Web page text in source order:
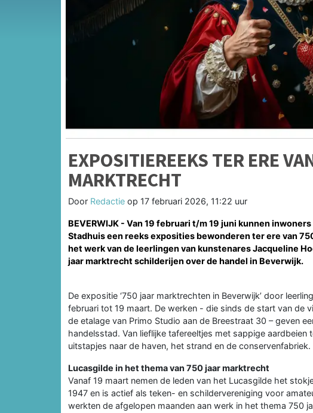
EXPOSITIEREEKS TER ERE
MARKTRECHT
Door Redactie op 17 februari 2026, 11:22 uur
BEVERWIJK - Van 19 februari t/m 19 juni kunnen
Stadhuis een reeks exposities bewonderen ter ere van
het werk van de leerlingen van kunstenares Jacqueline
jaar marktrecht schilderijen over de handel in Beverwijk.
De expositie ‘750 jaar marktrechten in Beverwijk’ door
februari tot 19 maart. De werken - die sinds de start van de
de etalage van Primo Studio aan de Breestraat 30 – geven
handelsstad. Van lieflijke tafereeltjes met sappige
uitstapjes naar de haven, het strand en de conservenfabriek.
Lucasgilde in het thema van 750 jaar marktrecht
Vanaf 19 maart nemen de leden van het Lucasgilde het
1947 en is actief als teken- en schildervereniging voor
werkten de afgelopen maanden aan werk in het thema 750